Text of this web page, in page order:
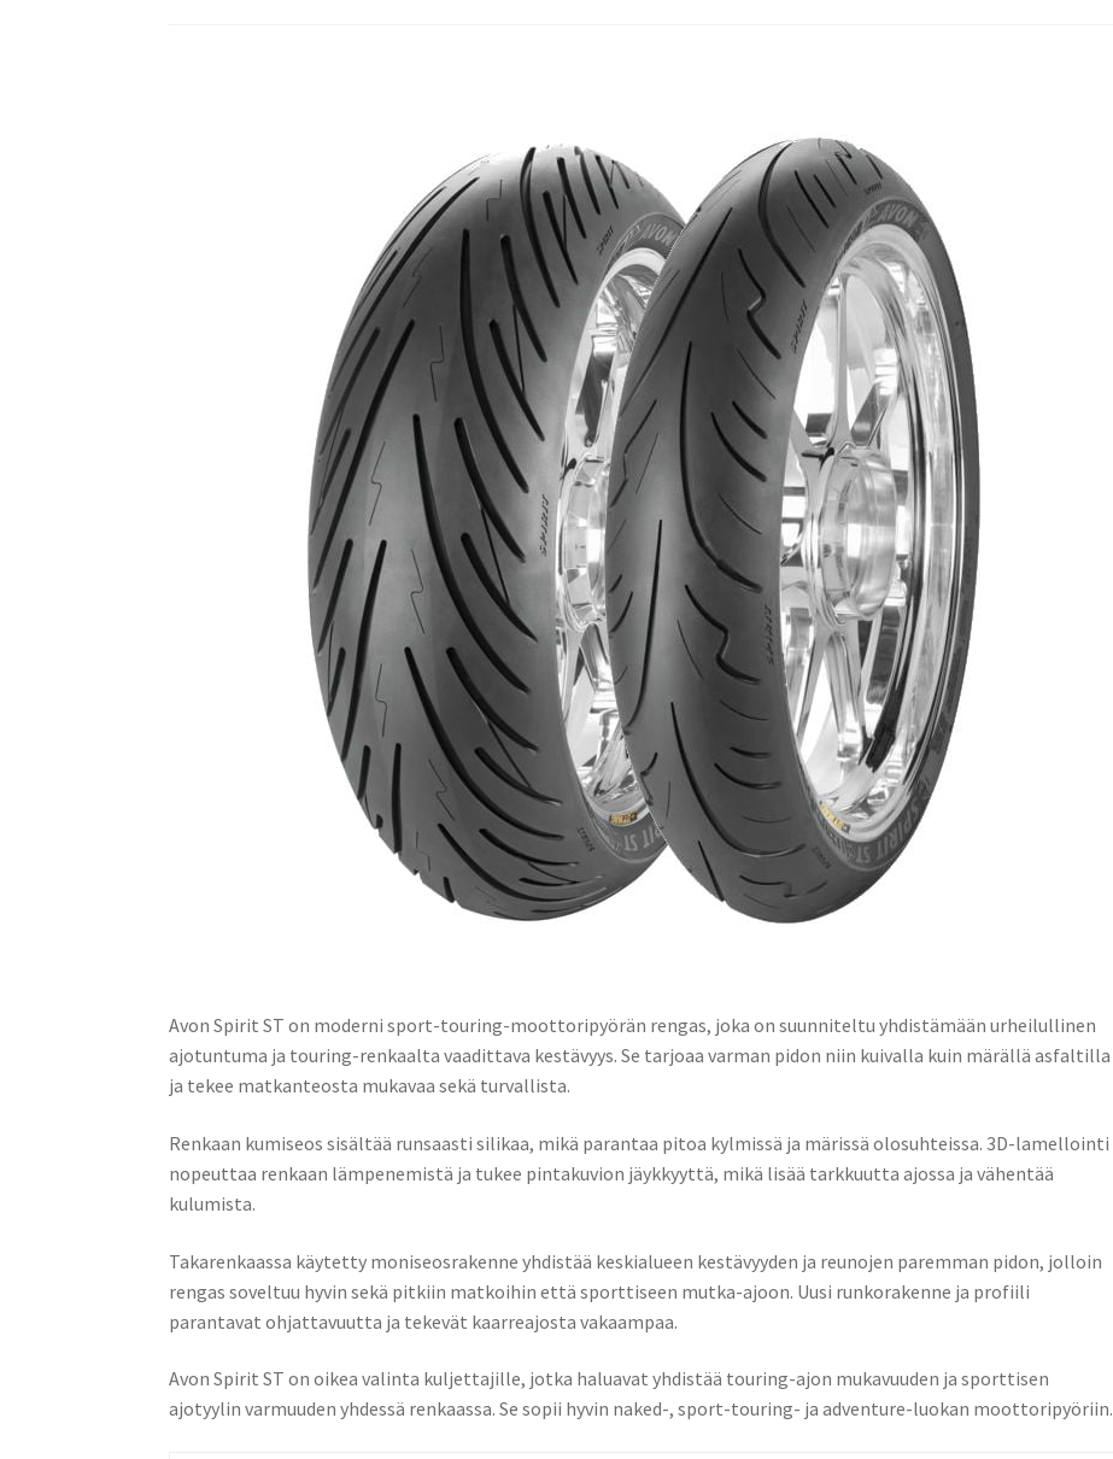
Avon Spirit ST on moderni sport-touring-moottoripyörän rengas, joka on suunniteltu yhdistämään urheilullinen
ajotuntuma ja touring-renkaalta vaadittava kestävyys. Se tarjoaa varman pidon niin kuivalla kuin märällä asfaltilla
ja tekee matkanteosta mukavaa sekä turvallista.
Renkaan kumiseos sisältää runsaasti silikaa, mikä parantaa pitoa kylmissä ja märissä olosuhteissa. 3D-lamellointi
nopeuttaa renkaan lämpenemistä ja tukee pintakuvion jäykkyyttä, mikä lisää tarkkuutta ajossa ja vähentää
kulumista.
Takarenkaassa käytetty moniseosrakenne yhdistää keskialueen kestävyyden ja reunojen paremman pidon, jolloin
rengas soveltuu hyvin sekä pitkiin matkoihin että sporttiseen mutka-ajoon. Uusi runkorakenne ja profiili
parantavat ohjattavuutta ja tekevät kaarreajosta vakaampaa.
Avon Spirit ST on oikea valinta kuljettajille, jotka haluavat yhdistää touring-ajon mukavuuden ja sporttisen
ajotyylin varmuuden yhdessä renkaassa. Se sopii hyvin naked-, sport-touring- ja adventure-luokan moottoripyöriin.